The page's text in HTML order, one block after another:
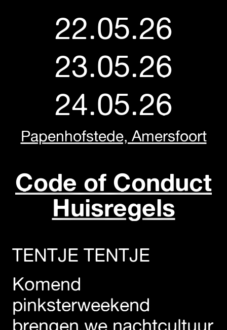
22.05.26
23.05.26
24.05.26
Papenhofstede, Amersfoort
Code of Conduct
Huisregels
TENTJE TENTJE
Komend
pinksterweekend
brengen we nachtcultuur